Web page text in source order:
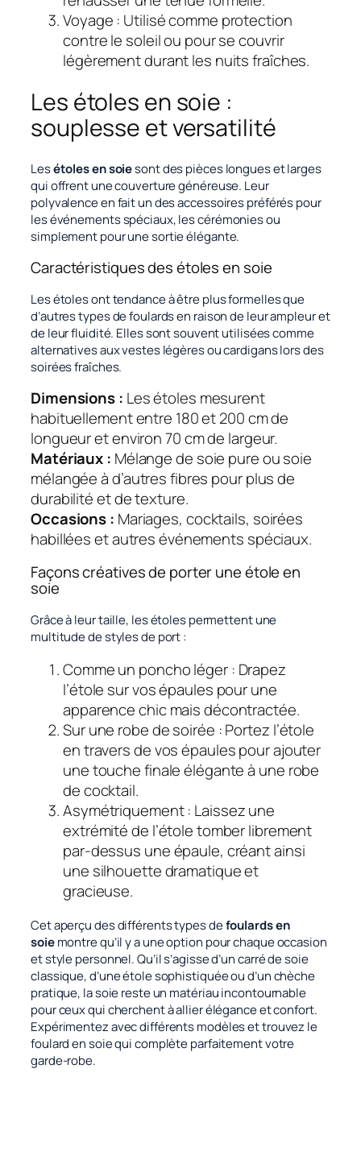
Voyage : Utilisé comme protection
contre le soleil ou pour se couvrir
légèrement durant les nuits fraîches.
Les étoles en soie :
souplesse et versatilité
Lesétoles en soiesont des pièces longues et larges
qui offrent une couverture généreuse. Leur
polyvalence en fait un des accessoires préférés pour
les événements spéciaux, les cérémonies ou
simplement pour une sortie élégante.
Caractéristiques des étoles en soie
Les étoles ont tendance à être plus formelles que
d’autres types de foulards en raison de leur ampleur et
de leur fluidité. Elles sont souvent utilisées comme
alternatives aux vestes légères ou cardigans lors des
soirées fraîches.
Dimensions : Les étoles mesurent
habituellement entre 180 et 200 cm de
longueur et environ 70 cm de largeur.
Matériaux : Mélange de soie pure ou soie
mélangée à d’autres fibres pour plus de
durabilité et de texture.
Occasions : Mariages, cocktails, soirées
habillées et autres événements spéciaux.
Façons créatives de porter une étole en
soie
Grâce à leur taille, les étoles permettent une
multitude de styles de port :
Comme un poncho léger : Drapez
l’étole sur vos épaules pour une
apparence chic mais décontractée.
Sur une robe de soirée : Portez l’étole
en travers de vos épaules pour ajouter
une touche finale élégante à une robe
de cocktail.
Asymétriquement : Laissez une
extrémité de l’étole tomber librement
par-dessus une épaule, créant ainsi
une silhouette dramatique et
gracieuse.
Cet aperçu des différents types defoulards en
soiemontre qu’il y a une option pour chaque occasion
et style personnel. Qu’il s’agisse d’un carré de soie
classique, d’une étole sophistiquée ou d’un chèche
pratique, la soie reste un matériau incontournable
pour ceux qui cherchent à allier élégance et confort.
Expérimentez avec différents modèles et trouvez le
foulard en soie qui complète parfaitement votre
garde-robe.